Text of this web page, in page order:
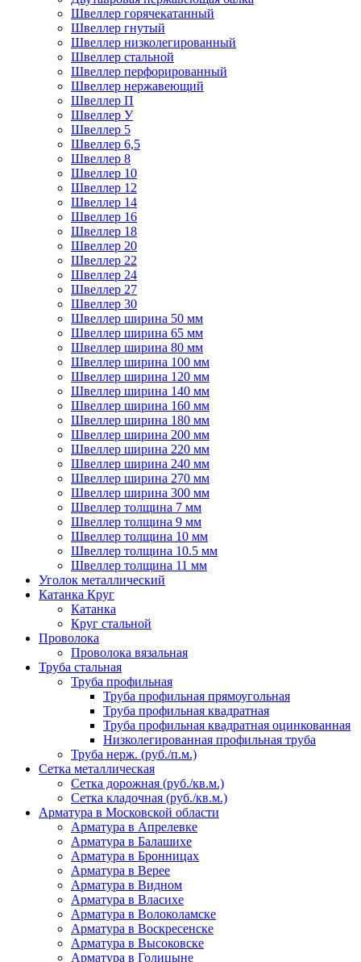
Швеллер горячекатанный
Швеллер гнутый
Швеллер низколегированный
Швеллер стальной
Швеллер перфорированный
Швеллер нержавеющий
Швеллер П
Швеллер У
Швеллер 5
Швеллер 6,5
Швеллер 8
Швеллер 10
Швеллер 12
Швеллер 14
Швеллер 16
Швеллер 18
Швеллер 20
Швеллер 22
Швеллер 24
Швеллер 27
Швеллер 30
Швеллер ширина 50 мм
Швеллер ширина 65 мм
Швеллер ширина 80 мм
Швеллер ширина 100 мм
Швеллер ширина 120 мм
Швеллер ширина 140 мм
Швеллер ширина 160 мм
Швеллер ширина 180 мм
Швеллер ширина 200 мм
Швеллер ширина 220 мм
Швеллер ширина 240 мм
Швеллер ширина 270 мм
Швеллер ширина 300 мм
Швеллер толщина 7 мм
Швеллер толщина 9 мм
Швеллер толщина 10 мм
Швеллер толщина 10.5 мм
Швеллер толщина 11 мм
Уголок металлический
Катанка Круг
Катанка
Круг стальной
Проволока
Проволока вязальная
Труба стальная
Труба профильная
Труба профильная прямоугольная
Труба профильная квадратная
Труба профильная квадратная оцинкованная
Низколегированная профильная труба
Труба нерж. (руб./п.м.)
Сетка металлическая
Сетка дорожная (руб./кв.м.)
Сетка кладочная (руб./кв.м.)
Арматура в Московской области
Арматура в Апрелевке
Арматура в Балашихе
Арматура в Бронницах
Арматура в Верее
Арматура в Видном
Арматура в Власихе
Арматура в Волоколамске
Арматура в Воскресенске
Арматура в Высоковске
Арматура в Голицыне